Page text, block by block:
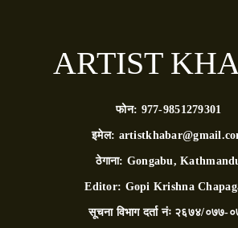
ARTIST
फोन: 977-9851279301
इमेल:
ठेगाना: Gongabu,
Editor: Gopi Krishna
सूचना विभाग दर्ता नंः २६७४/०७७-